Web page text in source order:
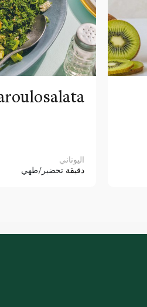
اليوناني
دقيقة تحضير/طهي